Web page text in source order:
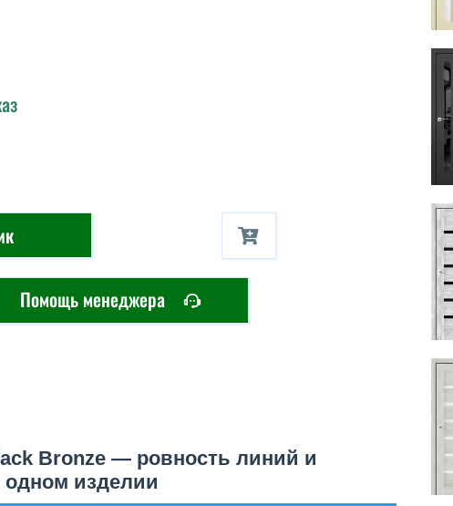
Помощь менеджера
Bronze — ровность линий и
изделии